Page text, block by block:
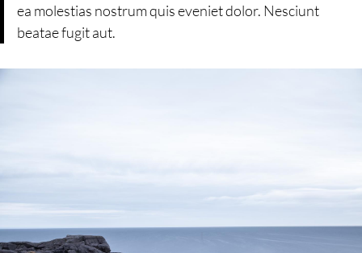
ea molestias nostrum quis eveniet dolor. Nesciunt
beatae fugit aut.